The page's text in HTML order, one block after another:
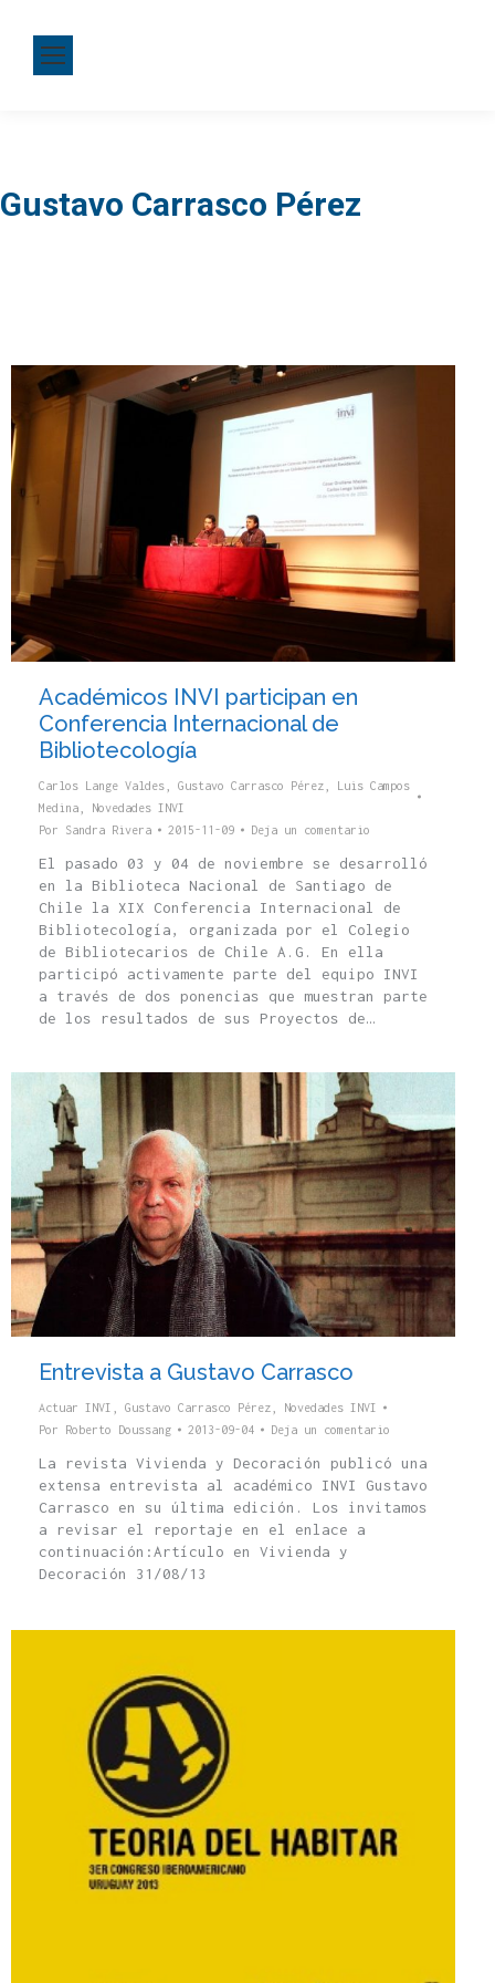
Gustavo Carrasco Pérez
Académicos INVI participan en
Conferencia Internacional de
Bibliotecología
Carlos Lange Valdes Gustavo Carrasco Pérez
Luis Campos
Medina
Novedades INVI
Por Sandra Rivera 2015-11-09 Deja un comentario
El pasado 03 y 04 de noviembre se desarrolló
en la Biblioteca Nacional de Santiago de
Chile la XIX Conferencia Internacional de
Bibliotecología, organizada por el Colegio
de Bibliotecarios de Chile A.G. En ella
participó activamente parte del equipo INVI
a través de dos ponencias que muestran parte
de los resultados de sus Proyectos de…
Entrevista a Gustavo Carrasco
Actuar INVI Gustavo Carrasco Pérez
Novedades INVI
Por Roberto Doussang 2013-09-04 Deja un comentario
La revista Vivienda y Decoración publicó una
extensa entrevista al académico INVI Gustavo
Carrasco en su última edición. Los invitamos
a revisar el reportaje en el enlace a
continuación:Artículo en Vivienda y
Decoración 31/08/13